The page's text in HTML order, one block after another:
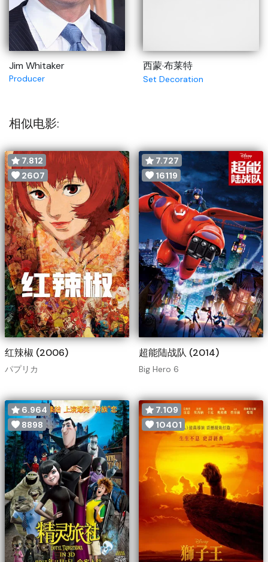
Jim Whitaker
Producer
西蒙·布莱特
Set Decoration
相似电影:
7.812
2607
红辣椒 (2006)
パプリカ
7.727
16119
超能陆战队 (2014)
Big Hero 6
6.964
8898
7.109
10401